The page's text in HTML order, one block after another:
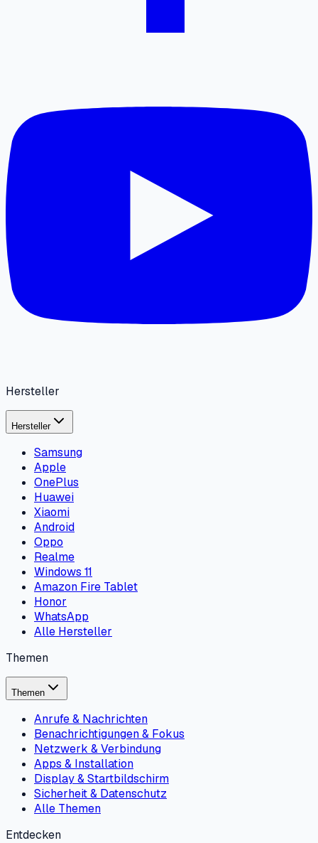
Hersteller
Hersteller
Samsung
Apple
OnePlus
Huawei
Xiaomi
Android
Oppo
Realme
Windows 11
Amazon Fire Tablet
Honor
WhatsApp
Alle Hersteller
Themen
Themen
Anrufe & Nachrichten
Benachrichtigungen & Fokus
Netzwerk & Verbindung
Apps & Installation
Display & Startbildschirm
Sicherheit & Datenschutz
Alle Themen
Entdecken